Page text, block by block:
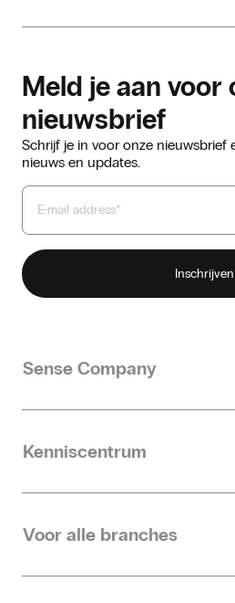
Meld je aan voor
nieuwsbrief
Schrijf je in voor onze nieuwsbrief
nieuws en updates.
Sense Company
Ons verhaal
Partner worden
Werken bij Sense Company
Kenniscentrum
Inspire
Voor alle branches
Retail